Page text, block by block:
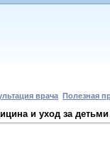
врача Полезная
и уход за детьми